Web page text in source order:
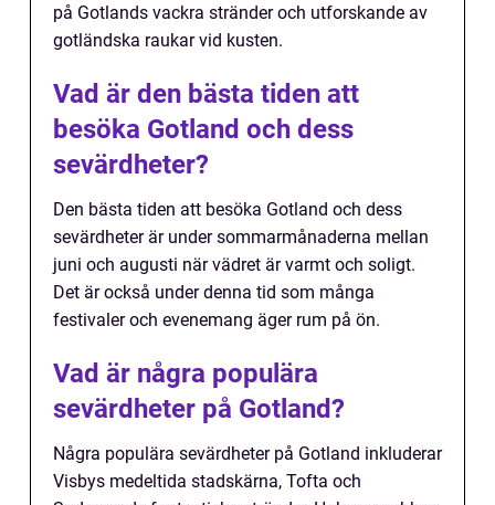
på Gotlands vackra stränder och utforskande av
gotländska raukar vid kusten.
Vad är den bästa tiden att
besöka Gotland och dess
sevärdheter?
Den bästa tiden att besöka Gotland och dess
sevärdheter är under sommarmånaderna mellan
juni och augusti när vädret är varmt och soligt.
Det är också under denna tid som många
festivaler och evenemang äger rum på ön.
Vad är några populära
sevärdheter på Gotland?
Några populära sevärdheter på Gotland inkluderar
Visbys medeltida stadskärna, Tofta och